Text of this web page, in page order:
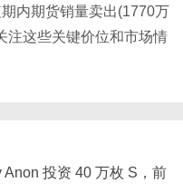
内期货销量卖出(1770万
注这些关键价位和市场情
Anon 投资 40 万枚 S，前